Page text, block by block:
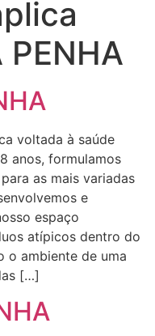
voltada à saúde
anos, formulamos
as mais variadas
e
espaço
atípicos dentro do
o ambiente de uma
[…]